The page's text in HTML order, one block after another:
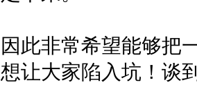
因此非常希望能够把
想让大家陷入坑！谈